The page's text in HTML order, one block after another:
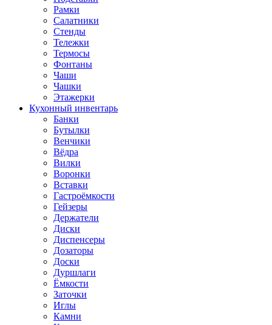
Рамки
Салатники
Стенды
Тележки
Термосы
Фонтаны
Чаши
Чашки
Этажерки
Кухонный инвентарь
Банки
Бутылки
Венчики
Вёдра
Вилки
Воронки
Вставки
Гастроёмкости
Гейзеры
Держатели
Диски
Диспенсеры
Дозаторы
Доски
Дуршлаги
Ёмкости
Заточки
Иглы
Камни